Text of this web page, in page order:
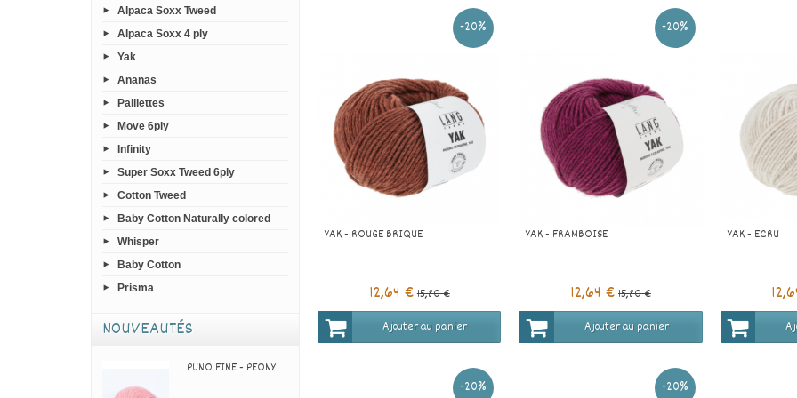
Alpaca Soxx Tweed
Alpaca Soxx 4 ply
Yak
Ananas
Paillettes
Move 6ply
Infinity
Super Soxx Tweed 6ply
Cotton Tweed
Baby Cotton Naturally colored
Whisper
Baby Cotton
Prisma
NOUVEAUTÉS
PUNO FINE - PEONY
YAK - ROUGE BRIQUE
-20%
12,64 €15,80 €
Ajouter au panier
YAK - FRAMBOISE
-20%
12,64 € 15,80 €
Ajouter au panier
YAK - ECRU
-20% -20%